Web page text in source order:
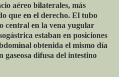
aéreo bilaterales, más
que en el derecho. El tubo
central en la vena yugular
estaban en posiciones
obtenida el mismo día
gaseosa difusa del intestino